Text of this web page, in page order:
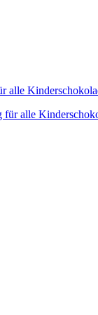
alle
für alle